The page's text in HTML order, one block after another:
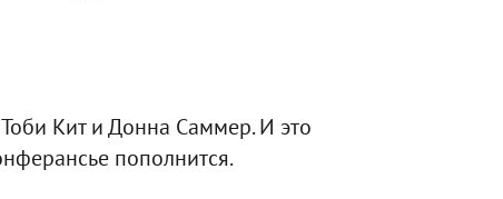
Кит и Донна Саммер. И это
пополнится.